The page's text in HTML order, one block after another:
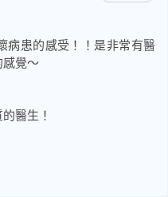
病患的感受！！是非常有醫
覺～
醫生！